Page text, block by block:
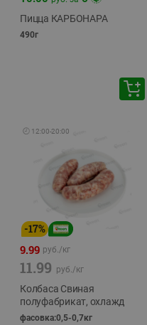
Пицца КАРБОНАРА
490г
🕘 12:00-20:00
-17%
9.99 руб./кг
11.99 руб./кг
Колбаса Свиная
полуфабрикат, охлажд
фасовка:0,5-0,7кг